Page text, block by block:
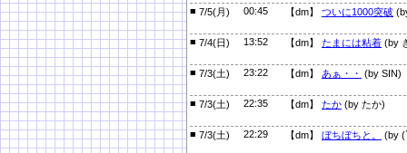
■ 7/5(月) 00:45 【dm】 ついに1000突破
■ 7/4(日) 13:52 【dm】 たまには粘着 (by
■ 7/3(土) 23:22 【dm】 あぁ・・ (by SIN)
■ 7/3(土) 22:35 【dm】 たか (by たか)
■ 7/3(土) 22:29 【dm】 ぼちぼちと。 (by